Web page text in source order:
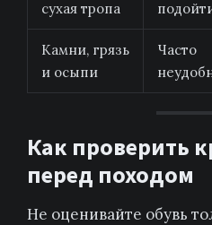
сухая тропа
Камни, грязь
и осыпи
Часто
Как проверить
перед походом
Не оценивайте обувь